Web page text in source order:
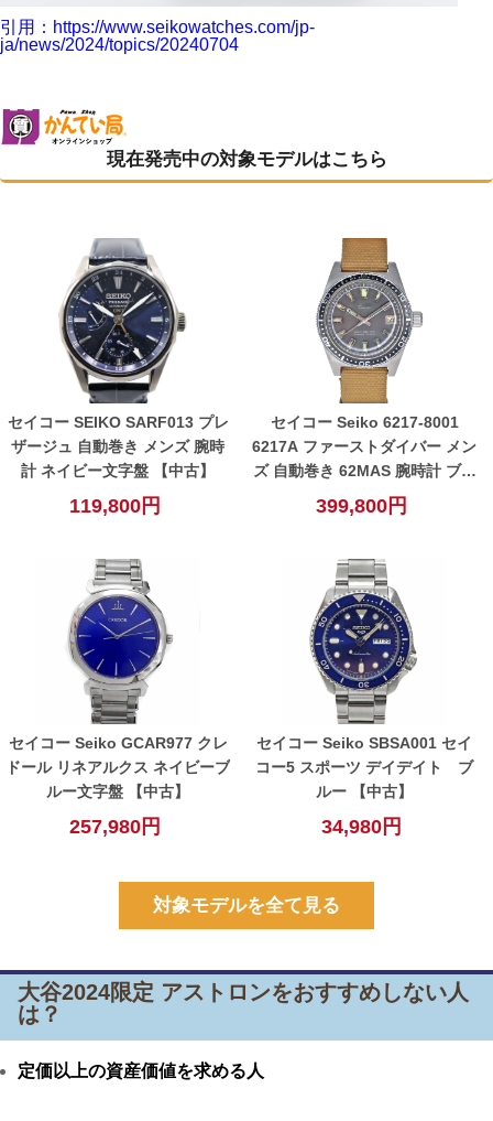
引用：https://www.seikowatches.com/jp-
ja/news/2024/topics/20240704
現在発売中の対象モデルはこちら
セイコー SEIKO SARF013 プレ
ザージュ 自動巻き メンズ 腕時
計 ネイビー文字盤 【中古】
119,800円
セイコー Seiko 6217-8001
6217A ファーストダイバー メン
ズ 自動巻き 62MAS 腕時計 ブラ
ック グレー【中古】
399,800円
セイコー Seiko GCAR977 クレ
ドール リネアルクス ネイビーブ
ルー文字盤 【中古】
257,980円
セイコー Seiko SBSA001 セイ
コー5 スポーツ デイデイト ブ
ルー 【中古】
34,980円
対象モデルを全て見る
大谷2024限定 アストロンをおすすめしない人
は？
定価以上の資産価値を求める人